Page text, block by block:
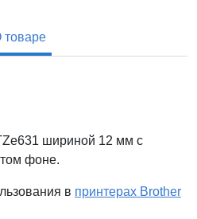
товаре
шириной 12 мм с
фоне.
в принтерах Brother